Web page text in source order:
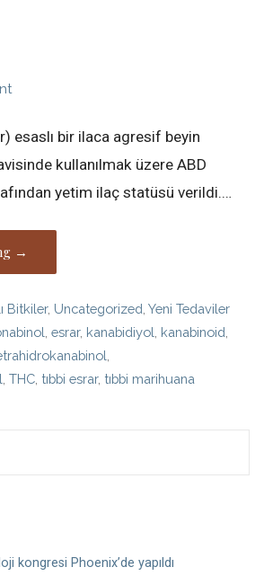
esaslı bir ilaca agresif beyin
kullanılmak üzere ABD
yetim ilaç statüsü verildi.…
→
Bitkiler, Uncategorized ,Yeni Tedaviler
,esrar, kanabidiyol kanabinoid
,THC ,tıbbi esrar,tıbbi marihuana
kongresi Phoenix’de yapıldı